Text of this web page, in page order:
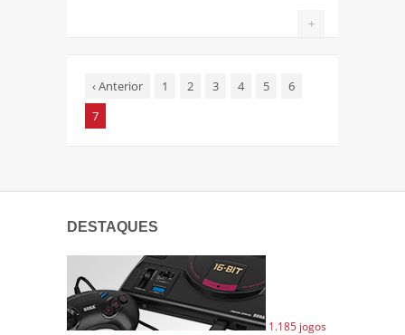
+
‹Anterior 1 2 3 4 5
6
7
DESTAQUES
1.185 jogos